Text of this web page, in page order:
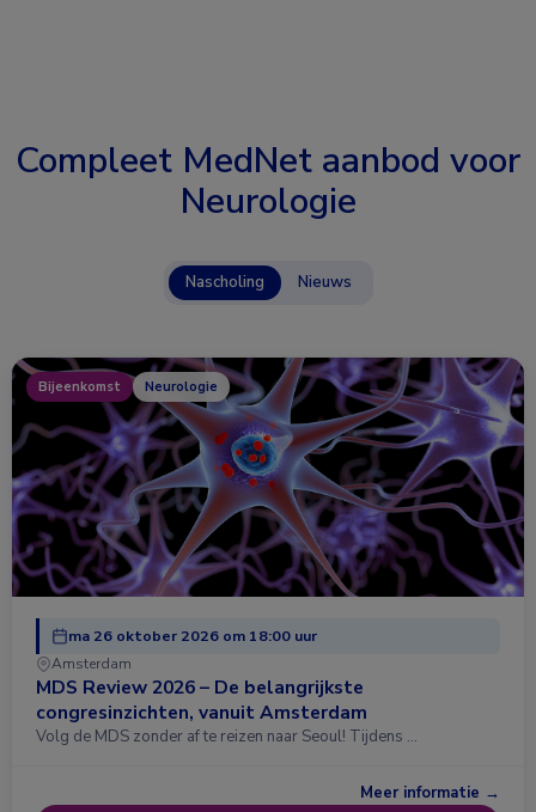
Compleet MedNet aanbod voor
Neurologie
Nascholing Nieuws
Bijeenkomst Neurologie
ma 26 oktober 2026 om 18:00 uur
Amsterdam
MDS Review 2026 – De belangrijkste
congresinzichten, vanuit Amsterdam
Volg de MDS zonder af te reizen naar Seoul! Tijdens …
Meer informatie →